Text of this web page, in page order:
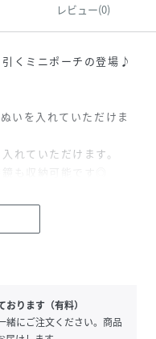
レビュー(0)
くミニポーチの登場♪
いを入れていただけま
れていただけます。
も収納可能です◎
ットポーチに
ムがまとめられます。
サイズの双眼鏡も入る
ります（有料）
緒にご注文ください。商品